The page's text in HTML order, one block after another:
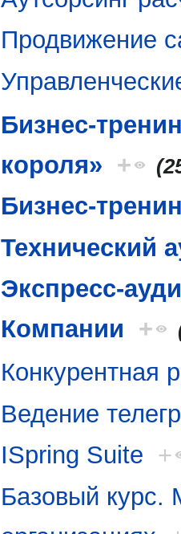
Продвижение
Бизнес-
короля» +
Бизнес-
Технический
Экспресс-
Компании +
Конкурентная
Ведение
ISpring Suite +
Базовый курс.